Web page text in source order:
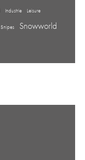
Industrie Leisure
Snipes Snowworld